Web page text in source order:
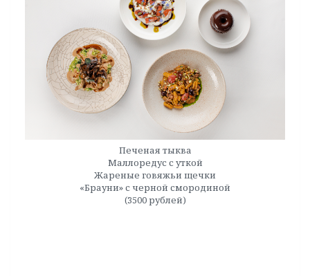
Печеная тыква
Маллоредус с уткой
Жареные говяжьи щечки
«Брауни» с черной смородиной
(3500 рублей)